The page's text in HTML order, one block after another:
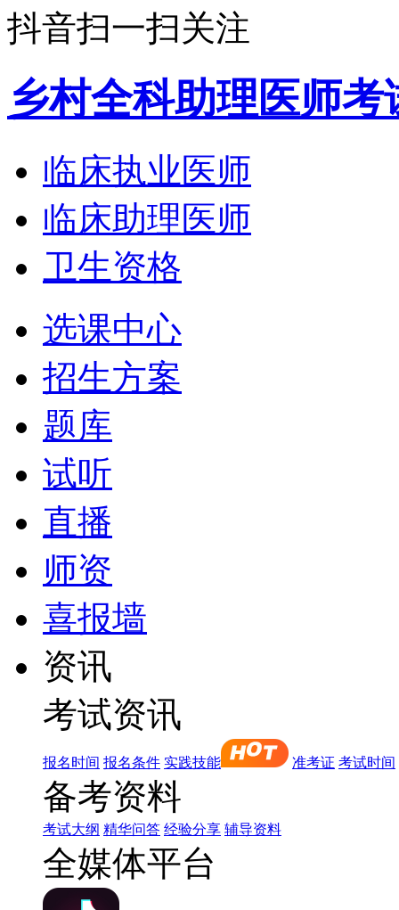
抖音扫一扫关注
乡村全科助理医师考
临床执业医师
临床助理医师
卫生资格
选课中心
招生方案
题库
试听
直播
师资
喜报墙
资讯
考试资讯
报名时间 报名条件 实践技能 准考证 考试时间
备考资料
考试大纲 精华问答 经验分享 辅导资料
全媒体平台